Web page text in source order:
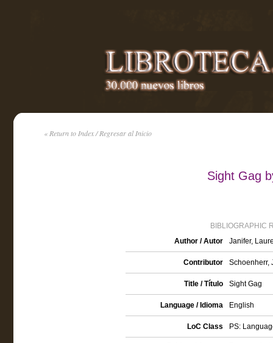
« Return to Index / Regresar al Inicio
Sight Gag
BIBLIOGRAPHIC
Author / Autor
Janifer,
Contributor Schoenherr,
Title / Título Sight Gag
Language / Idioma English
LoC Class PS: